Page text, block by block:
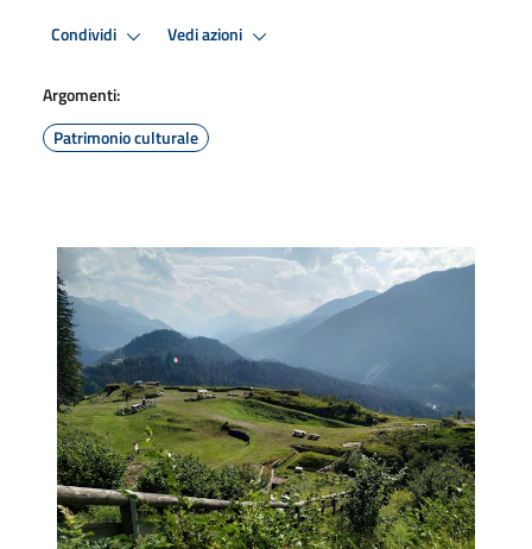
Condividi Vedi azioni
Argomenti:
Patrimonio culturale